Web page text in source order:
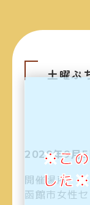
土曜ぷ
2020年9月
開催場所
函館市女性
※この
した※